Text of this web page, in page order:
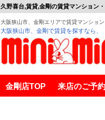
久野喜台,賃貸,金剛の賃貸マンション
大阪狭山市、金剛エリアで賃貸マンショ
大阪狭山市、金剛で賃貸を探すなら、
金剛店TOP 来店のご予約